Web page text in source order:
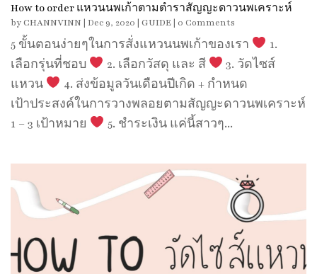
How to order แหวนนพเก้าตามตำราสัญญะดาวนพเคราะห์
byCHANNVINN | Dec 9, 2020 | GUIDE| 0 Comments
5 ขั้นตอนง่ายๆในการสั่งแหวนนพเก้าของเรา
1.
เลือกรุ่นที่ชอบ
2. เลือกวัสดุ และ สี
3. วัดไซส์
แหวน
4. ส่งข้อมูลวันเดือนปีเกิด + กำหนด
เป้าประสงค์ในการวางพลอยตามสัญญะดาวนพเคราะห์
1 – 3 เป้าหมาย
5. ชำระเงิน แค่นี้สาวๆ...